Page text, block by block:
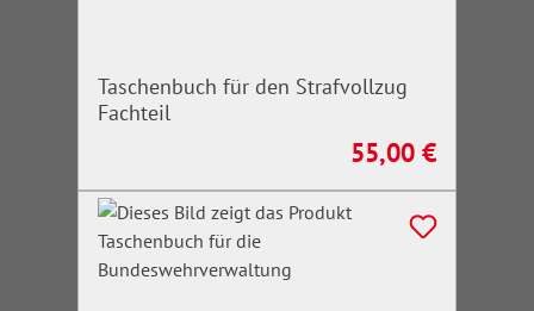
Taschenbuch für den Strafvollzug
Fachteil
Regulärer Preis:
55,00 €